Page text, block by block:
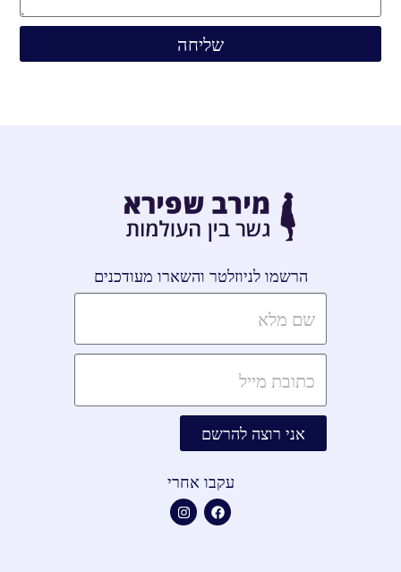
שליחה
הרשמו לניוזלטר והשארו מעודכנים
אני רוצה להרשם
עקבו אחרי